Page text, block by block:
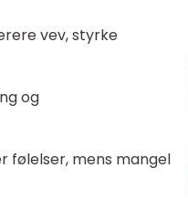
vev, styrke
og
følelser, mens mangel